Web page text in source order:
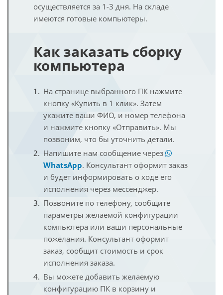
осуществляется за 1-3 дня. На складе
имеются готовые компьютеры.
Как заказать сборку
компьютера
На странице выбранного ПК нажмите
кнопку «Купить в 1 клик». Затем
укажите ваши ФИО, и номер телефона
и нажмите кнопку «Отправить». Мы
позвоним, что бы уточнить детали.
Напишите нам сообщение через
WhatsApp. Консультант оформит заказ
и будет информировать о ходе его
исполнения через мессенджер.
Позвоните по телефону, сообщите
параметры желаемой конфигурации
компьютера или ваши персональные
пожелания. Консультант оформит
заказ, сообщит стоимость и срок
исполнения заказа.
Вы можете добавить желаемую
конфигурацию ПК в корзину и